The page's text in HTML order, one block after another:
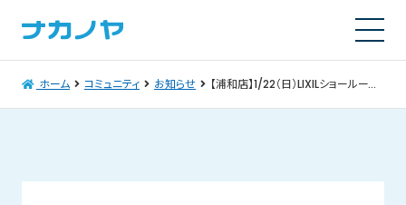
ホーム コミュニティ お知らせ 【浦和店】1/22（日）LIXILショールームさいたまにてリフォーム相談会開催！